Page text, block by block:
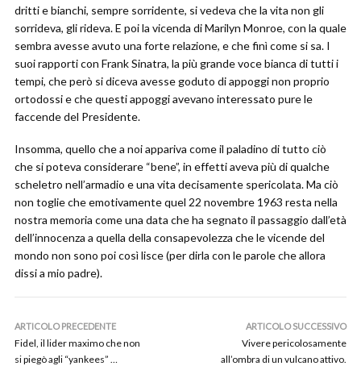
dritti e bianchi, sempre sorridente, si vedeva che la vita non gli
sorrideva, gli rideva. E poi la vicenda di Marilyn Monroe, con la quale
sembra avesse avuto una forte relazione, e che finì come si sa. I
suoi rapporti con Frank Sinatra, la più grande voce bianca di tutti i
tempi, che però si diceva avesse goduto di appoggi non proprio
ortodossi e che questi appoggi avevano interessato pure le
faccende del Presidente.
Insomma, quello che a noi appariva come il paladino di tutto ciò
che si poteva considerare “bene”, in effetti aveva più di qualche
scheletro nell’armadio e una vita decisamente spericolata. Ma ciò
non toglie che emotivamente quel 22 novembre 1963 resta nella
nostra memoria come una data che ha segnato il passaggio dall’età
dell’innocenza a quella della consapevolezza che le vicende del
mondo non sono poi così lisce (per dirla con le parole che allora
dissi a mio padre).
ARTICOLO PRECEDENTE
Fidel, il lider maximo che non
si piegò agli “yankees” …
ARTICOLO SUCCESSIVO
Vivere pericolosamente
all’ombra di un vulcano attivo.